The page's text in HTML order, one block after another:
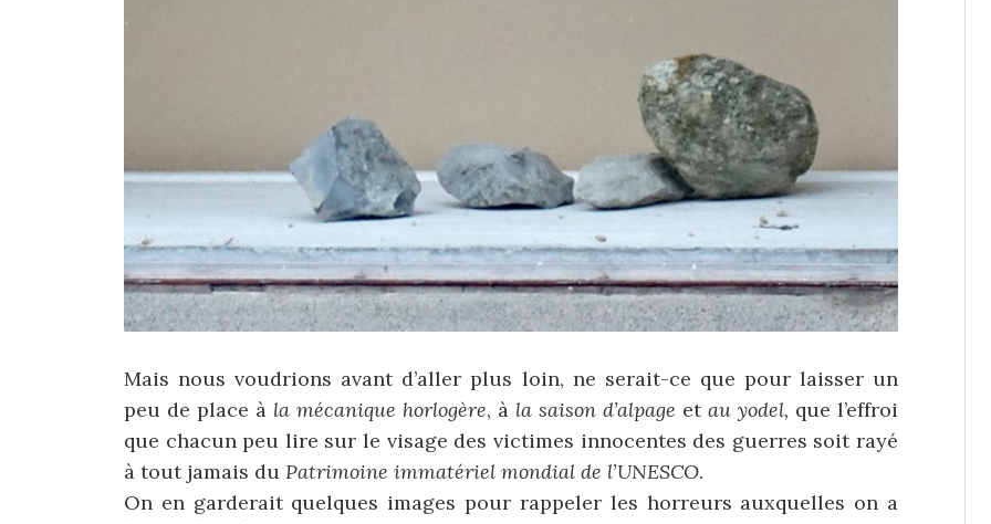
Mais nous voudrions avant d’aller plus loin, ne serait-ce que pour laisser un
peu de place à la mécanique horlogère, à la saison d’alpage et au yodel, que l’effroi
que chacun peu lire sur le visage des victimes innocentes des guerres soit rayé
à tout jamais du Patrimoine immatériel mondial de l’UNESCO.
On en garderait quelques images pour rappeler les horreurs auxquelles on a